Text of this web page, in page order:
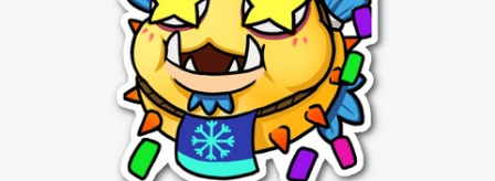
Venda em todo lugar
Venda qualquer coisa